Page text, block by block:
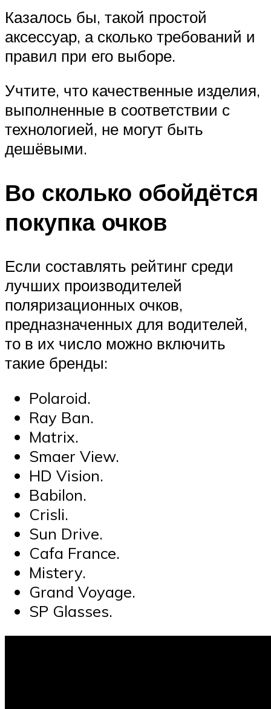
Казалось бы, такой простой
аксессуар, а сколько требований и
правил при его выборе.
Учтите, что качественные изделия,
выполненные в соответствии с
технологией, не могут быть
дешёвыми.
Во сколько обойдётся
покупка очков
Если составлять рейтинг среди
лучших производителей
поляризационных очков,
предназначенных для водителей,
то в их число можно включить
такие бренды:
Polaroid.
Ray Ban.
Matrix.
Smaer View.
HD Vision.
Babilon.
Crisli.
Sun Drive.
Cafa France.
Mistery.
Grand Voyage.
SP Glasses.